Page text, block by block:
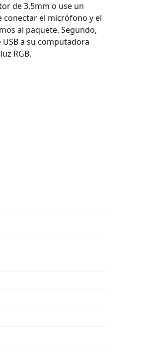
de 3,5mm o use un
conectar el micrófono y el
al paquete. Segundo,
a su computadora
RGB.